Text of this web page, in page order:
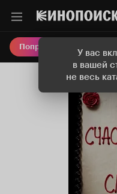
У вас
в вашей
не весь
Попробовать Плюс